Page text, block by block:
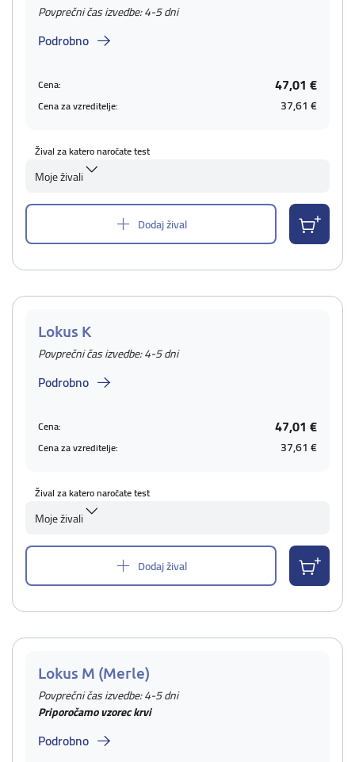
Povprečni čas izvedbe: 4-5 dni
Podrobno
Cena: 47,01 €
Cena za vzreditelje: 37,61 €
Žival za katero naročate test
Moje živali
Dodaj žival
Lokus K
Povprečni čas izvedbe: 4-5 dni
Podrobno
Cena: 47,01 €
Cena za vzreditelje: 37,61 €
Žival za katero naročate test
Moje živali
Dodaj žival
Lokus M (Merle)
Povprečni čas izvedbe: 4-5 dni
Priporočamo vzorec krvi
Podrobno